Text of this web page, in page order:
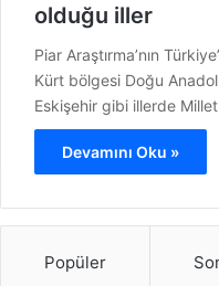
olduğu iller
Piar Araştırma’nın
Kürt bölgesi Doğu
Eskişehir gibi illerde Millet
Devamını Oku »
Popüler